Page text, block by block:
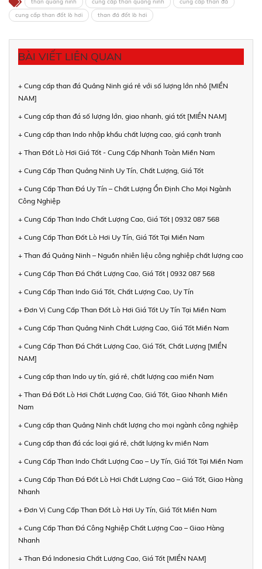
than quảng ninh cung cấp than quảng ninh
cung cấp than đá
cung cấp than đốt lò hơi
than đá đốt lò hơi
BÀI VIẾT LIÊN QUAN
+ Cung cấp than đá Quảng Ninh giá rẻ với số lượng lớn nhỏ [MIỀN
NAM]
+ Cung cấp than đá số lượng lớn, giao nhanh, giá tốt [MIỀN NAM]
+ Cung cấp than Indo nhập khẩu chất lượng cao, giá cạnh tranh
+ Than Đốt Lò Hơi Giá Tốt - Cung Cấp Nhanh Toàn Miền Nam
+ Cung Cấp Than Quảng Ninh Uy Tín, Chất Lượng, Giá Tốt
+ Cung Cấp Than Đá Uy Tín – Chất Lượng Ổn Định Cho Mọi Ngành
Công Nghiệp
+ Cung Cấp Than Indo Chất Lượng Cao, Giá Tốt | 0932 087 568
+ Cung Cấp Than Đốt Lò Hơi Uy Tín, Giá Tốt Tại Miền Nam
+ Than đá Quảng Ninh – Nguồn nhiên liệu công nghiệp chất lượng cao
+ Cung Cấp Than Đá Chất Lượng Cao, Giá Tốt | 0932 087 568
+ Cung Cấp Than Indo Giá Tốt, Chất Lượng Cao, Uy Tín
+ Đơn Vị Cung Cấp Than Đốt Lò Hơi Giá Tốt Uy Tín Tại Miền Nam
+ Cung Cấp Than Quảng Ninh Chất Lượng Cao, Giá Tốt Miền Nam
+ Cung Cấp Than Đá Chất Lượng Cao, Giá Tốt, Chất Lượng [MIỀN
NAM]
+ Cung cấp than Indo uy tín, giá rẻ, chất lượng cao miền Nam
+ Than Đá Đốt Lò Hơi Chất Lượng Cao, Giá Tốt, Giao Nhanh Miền
Nam
+ Cung cấp than Quảng Ninh chất lượng cho mọi ngành công nghiệp
+ Cung cấp than đá các loại giá rẻ, chất lượng kv miền Nam
+ Cung Cấp Than Indo Chất Lượng Cao – Uy Tín, Giá Tốt Tại Miền Nam
+ Cung Cấp Than Đá Đốt Lò Hơi Chất Lượng Cao – Giá Tốt, Giao Hàng
Nhanh
+ Đơn Vị Cung Cấp Than Đốt Lò Hơi Uy Tín, Giá Tốt Miền Nam
+ Cung Cấp Than Đá Công Nghiệp Chất Lượng Cao – Giao Hàng
Nhanh
+ Than Đá Indonesia Chất Lượng Cao, Giá Tốt [MIỀN NAM]